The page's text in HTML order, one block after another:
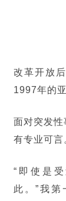
改革开放
1997年的
面对突发
有专业可言
“即使是
此。”我第